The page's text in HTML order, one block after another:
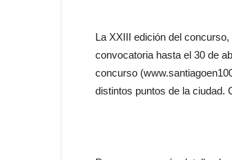
La XXIII edición del
convocatoria hasta el 30 de
concurso
distintos puntos de la ciudad.